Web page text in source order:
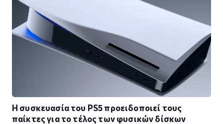
Η συσκευασία του PS5 προειδοποιεί τους
παίκτες για το τέλος των φυσικών δίσκων